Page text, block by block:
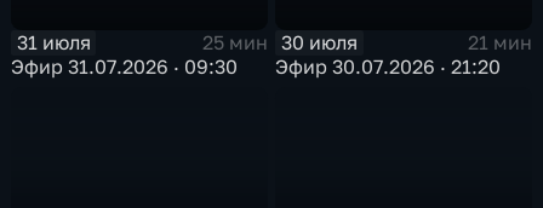
31 июля
25 мин
Эфир 31.07.2026 · 09:30
30 июля
21 мин
Эфир 30.07.2026 · 21:20